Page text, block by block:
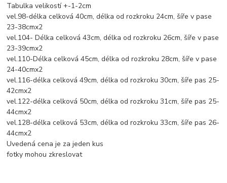
Tabulka velikostí +-1-2cm
vel.98-délka celková 40cm, délka od rozkroku 24cm, šíře v pase
23-38cmx2
vel.104- Délka celková 43cm, délka od rozkroku 26cm, šíře v pase
23-39cmx2
vel.110-Délka celková 45cm, délka od rozkroku 28cm, šíře v pase
24-40cmx2
vel.116-délka celková 49cm, délka od rozkroku 30cm, šíře pas 25-
42cmx2
vel.122-délka celková 50cm, délka od rozkroku 31cm, šíře pas 25-
44cmx2
vel.128-délka celková 53cm, délka od rozkroku 33cm, šíře pas 26-
44cmx2
Uvedená cena je za jeden kus
fotky mohou zkreslovat